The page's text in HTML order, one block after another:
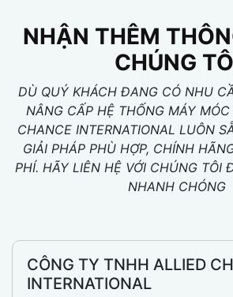
NHẬN THÊM
CHÚNG
DÙ QUÝ KHÁCH ĐANG CÓ NHU
NÂNG CẤP HỆ THỐNG MÁY
CHANCE INTERNATIONAL LUÔN
GIẢI PHÁP PHÙ HỢP, CHÍNH
PHÍ. HÃY LIÊN HỆ VỚI CHÚNG TÔI
NHANH CHÓNG
CÔNG TY TNHH ALLIED
INTERNATIONAL